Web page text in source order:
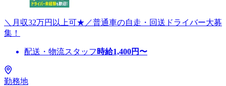
＼月収32万円以上可★／普通車の自走・回送ドライバー大募
集！
配送・物流スタッフ 時給1,400円〜
勤務地